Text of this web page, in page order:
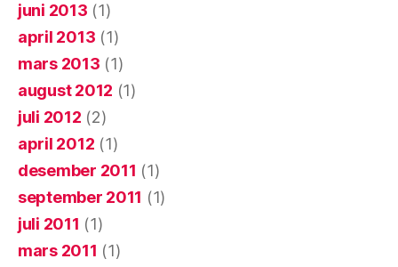
juni 2013 (1)
april 2013 (1)
mars 2013 (1)
august 2012 (1)
juli 2012 (2)
april 2012 (1)
desember 2011 (1)
september 2011 (1)
juli 2011 (1)
mars 2011 (1)